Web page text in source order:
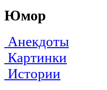
Юмор
Анекдоты
Картинки
Истории